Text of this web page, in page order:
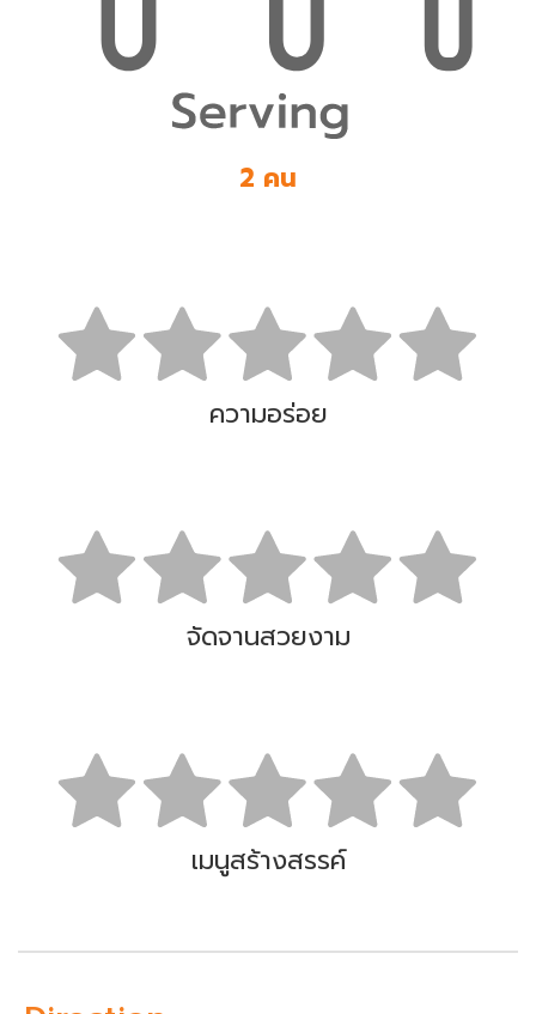
2 คน
ความอร่อย
จัดจานสวยงาม
เมนูสร้างสรรค์